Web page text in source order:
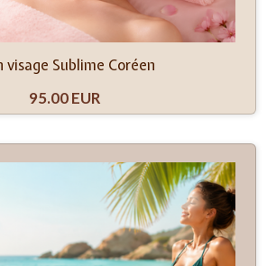
visage Sublime Coréen
95.00 EUR